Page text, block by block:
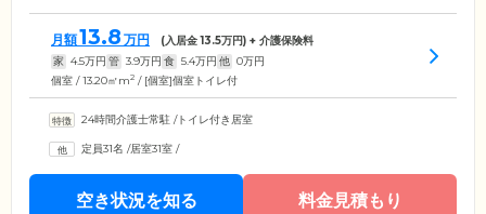
月額13.8 万円 (入居金13.5万円) + 介護保険料
家 4.5万円 管 3.9万円 食 5.4万円 他 0万円
個室 / 13.20㎡m2 / [個室]個室トイレ付
24時間介護士常駐 /トイレ付き居室
定員31名 /居室31室 /
空き状況を知る 料金見積もり